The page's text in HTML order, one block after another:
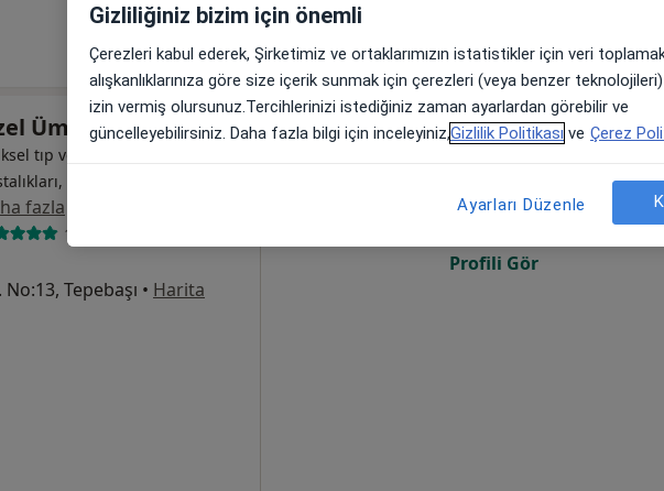
Ümit Hastanesi
tıp ve rehabilitasyon, İç
Gastroenteroloji
fazla
1046 görüş
Tepebaşı • Harita
Bugün Yarın
8 Ağustos
Paz,
9 Ağustos
Pzt,
Online randevu erişime kapalı
Profili Gör
Gizliliğiniz bizim için önemli
Çerezleri kabul ederek, Şirketimiz ve ortaklarımızın istatistikler için veri
alışkanlıklarınıza göre size içerik sunmak için çerezleri (veya benzer
izin vermiş olursunuz.Tercihlerinizi istediğiniz zaman ayarlardan görebilir ve
güncelleyebilirsiniz. Daha fazla bilgi için inceleyiniz,Gizlilik Politikası ve Çerez
Ayarları Düzenle